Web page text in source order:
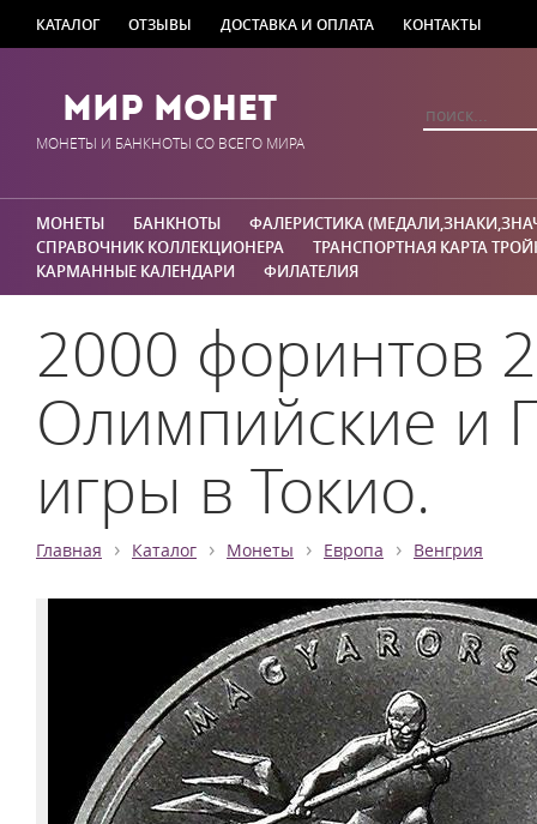
КАТАЛОГ ОТЗЫВЫ ДОСТАВКА И ОПЛАТА КОНТАКТЫ
Мир Монет
МОНЕТЫ И БАНКНОТЫ СО ВСЕГО МИРА
МОНЕТЫ БАНКНОТЫ
ФАЛЕРИСТИКА
СПРАВОЧНИК КОЛЛЕКЦИОНЕРА
ТРАНСПОРТНАЯ КАРТА
КАРМАННЫЕ КАЛЕНДАРИ
ФИЛАТЕЛИЯ
2000 форинтов
Олимпийские и
игры в Токио.
Главная › Каталог › Монеты › Европа › Венгрия